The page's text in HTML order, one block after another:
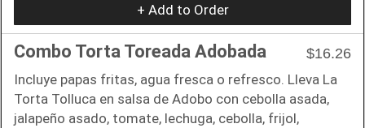
+ Add to Order
Combo Torta Toreada Adobada
$16.26
Incluye papas fritas, agua fresca o refresco. Lleva La
Torta Tolluca en salsa de Adobo con cebolla asada,
jalapeño asado, tomate, lechuga, cebolla, frijol,